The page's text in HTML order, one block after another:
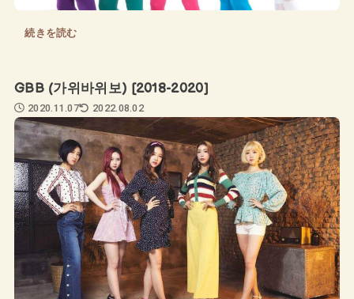
続きを読む
GBB (가위바위보) [2018-2020]
2020.11.07 2022.08.02